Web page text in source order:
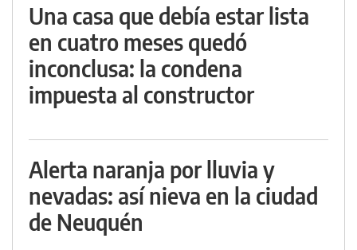
Una casa que debía estar lista
en cuatro meses quedó
inconclusa: la condena
impuesta al constructor
Alerta naranja por lluvia y
nevadas: así nieva en la ciudad
de Neuquén